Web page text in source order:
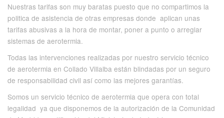
Nuestras tarifas son muy baratas puesto que no compartimos la
politica de asistencia de otras empresas donde aplican unas
tarifas abusivas a la hora de montar, poner a punto o arreglar
sistemas de aerotermia.
Todas las intervenciones realizadas por nuestro servicio técnico
de aerotermia en Collado Villalba están blindadas por un seguro
de responsabilidad civil así como las mejores garantías.
Somos un servicio técnico de aerotermia que opera con total
legalidad ya que disponemos de la autorización de la Comunidad